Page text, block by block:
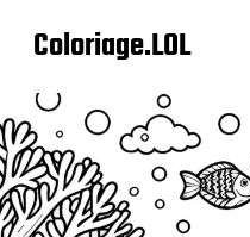
Coloriage.LOL